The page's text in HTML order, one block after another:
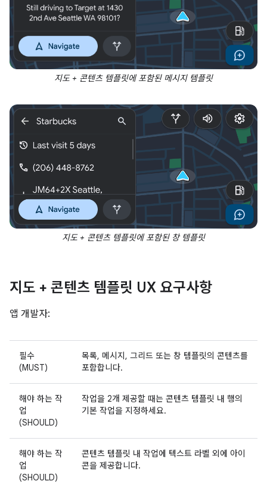
지도 + 콘텐츠 템플릿에 포함된 메시지 템플릿
지도 + 콘텐츠 템플릿에 포함된 창 템플릿
지도 + 콘텐츠 템플릿 UX 요구사항
앱 개발자:
필수
(MUST)
목록, 메시지, 그리드 또는 창 템플릿의 콘텐츠를
포함합니다.
해야 하는 작
업
(SHOULD)
작업을 2개 제공할 때는 콘텐츠 템플릿 내 행의
기본 작업을 지정하세요.
해야 하는 작
업
(SHOULD)
콘텐츠 템플릿 내 작업에 텍스트 라벨 외에 아이
콘을 제공합니다.